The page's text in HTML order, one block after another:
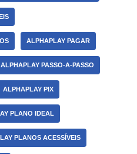
ALPHAPLAY PAGAR
ALPHAPLAY PASSO-A-PASSO
ALPHAPLAY PIX
PLANO IDEAL
PLANOS ACESSÍVEIS